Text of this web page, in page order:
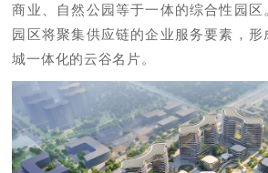
商业、自然公园等于一体的综合性园
园区将聚集供应链的企业服务要素，
城一体化的云谷名片。